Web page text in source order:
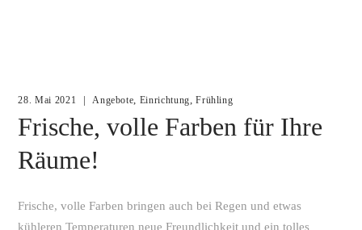
28. Mai 2021 Angebote, Einrichtung,Frühling
Frische, volle Farben für Ihre
Räume!
Frische, volle Farben bringen auch bei Regen und etwas
kühleren Temperaturen neue Freundlichkeit und ein tolles